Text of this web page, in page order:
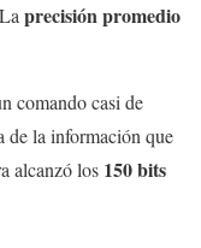
precisión promedio
comando casi de
de la información que
alcanzó los 150 bits